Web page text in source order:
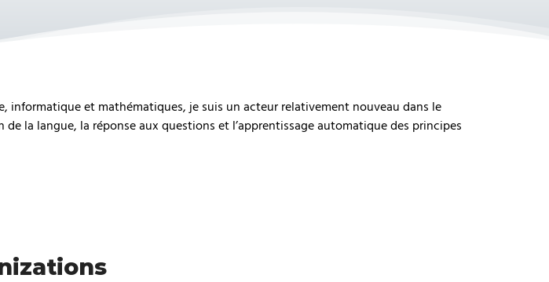
informatique et mathématiques, je suis un acteur relativement nouveau dans le
la langue, la réponse aux questions et l’apprentissage automatique des principes